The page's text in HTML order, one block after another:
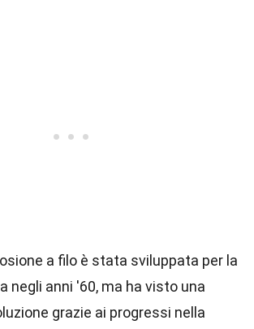
a filo è stata sviluppata per la
negli anni '60, ma ha visto una
grazie ai progressi nella